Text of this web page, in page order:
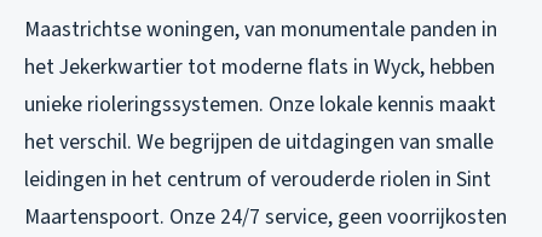
Maastrichtse woningen, van monumentale panden in
het Jekerkwartier tot moderne flats in Wyck, hebben
unieke rioleringssystemen. Onze lokale kennis maakt
het verschil. We begrijpen de uitdagingen van smalle
leidingen in het centrum of verouderde riolen in Sint
Maartenspoort. Onze 24/7 service, geen voorrijkosten